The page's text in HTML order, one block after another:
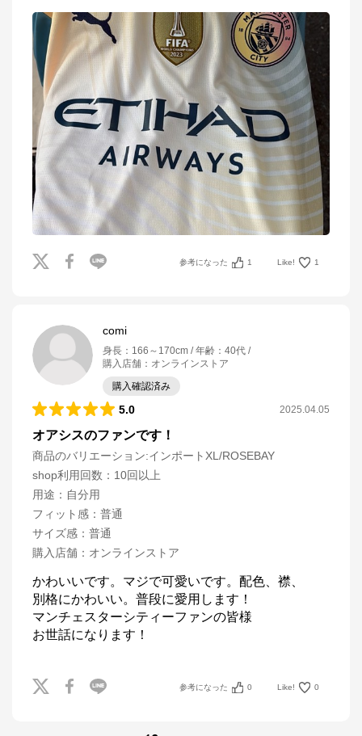
参考になった 1 Like! 1
comi
身長 ： 166～170cm 年齢 ： 40代
購入店舗 ： オンラインストア
購入確認済み
5.0 2025.04.05
オアシスのファンです！
商品のバリエーション:インポートXL/ROSEBAY
shop利用回数 ： 10回以上
用途 ： 自分用
フィット感 ： 普通
サイズ感 ： 普通
購入店舗 ： オンラインストア
かわいいです。マジで可愛いです。配色、襟、
別格にかわいい。普段に愛用します！
マンチェスターシティーファンの皆様
お世話になります！
参考になった 0 Like! 0